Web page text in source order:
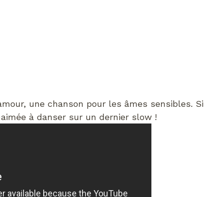
une chanson pour les âmes sensibles. Si
à danser sur un dernier slow !